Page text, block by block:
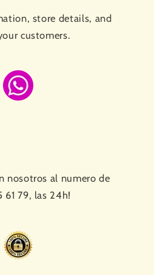
store details, and
customers.
nosotros al numero de
61 79, las 24h!